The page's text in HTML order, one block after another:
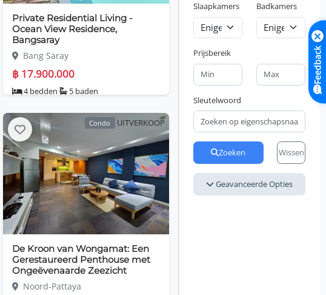
Private Residential Living -
Ocean View Residence,
Bangsaray
Bang Saray
฿ 17.900.000
4 bedden 5 baden
Condo UITVERKOOP
De Kroon van Wongamat: Een
Gerestaureerd Penthouse met
Ongeëvenaarde Zeezicht
Noord-Pattaya
Slaapkamers Badkamers
Prijsbereik
Sleutelwoord
Zoeken Wissen
Geavanceerde Opties
Feedback